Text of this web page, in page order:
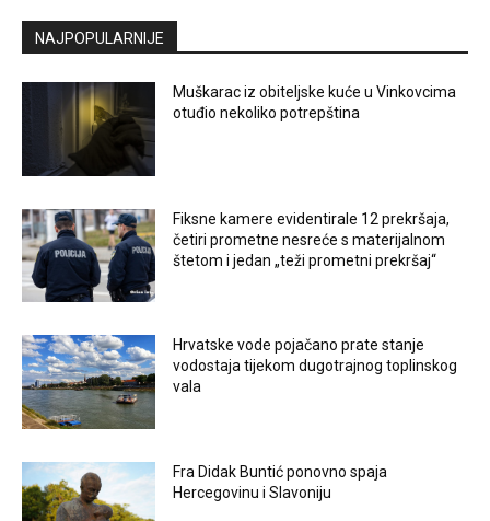
NAJPOPULARNIJE
Muškarac iz obiteljske kuće u Vinkovcima
otuđio nekoliko potrepština
Fiksne kamere evidentirale 12 prekršaja,
četiri prometne nesreće s materijalnom
štetom i jedan „teži prometni prekršaj“
Hrvatske vode pojačano prate stanje
vodostaja tijekom dugotrajnog toplinskog
vala
Fra Didak Buntić ponovno spaja
Hercegovinu i Slavoniju